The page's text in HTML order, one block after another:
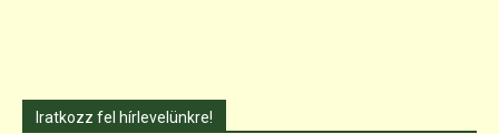
Iratkozz fel hírlevelünkre!